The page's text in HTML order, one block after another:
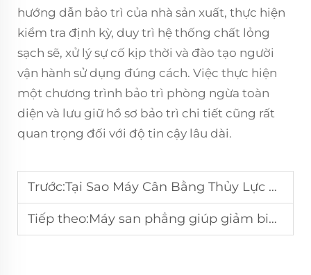
hướng dẫn bảo trì của nhà sản xuất, thực hiện
kiểm tra định kỳ, duy trì hệ thống chất lỏng
sạch sẽ, xử lý sự cố kịp thời và đào tạo người
vận hành sử dụng đúng cách. Việc thực hiện
một chương trình bảo trì phòng ngừa toàn
diện và lưu giữ hồ sơ bảo trì chi tiết cũng rất
quan trọng đối với độ tin cậy lâu dài.
Trước:Tại Sao Máy Cân Bằng Thủy Lực Lại Phổ Biến Trong Xử Lý Thép Xây Dựng?
Tiếp theo:Máy san phẳng giúp giảm biến dạng hàn như thế nào?